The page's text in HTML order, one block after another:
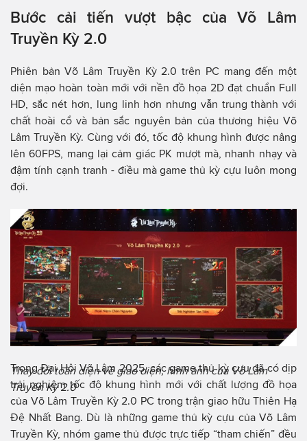
Bước cải tiến vượt bậc của Võ Lâm
Truyền Kỳ 2.0
Phiên bản Võ Lâm Truyền Kỳ 2.0 trên PC mang đến một
diện mạo hoàn toàn mới với nền đồ họa 2D đạt chuẩn Full
HD, sắc nét hơn, lung linh hơn nhưng vẫn trung thành với
chất hoài cổ và bản sắc nguyên bản của thương hiệu Võ
Lâm Truyền Kỳ. Cùng với đó, tốc độ khung hình được nâng
lên 60FPS, mang lại cảm giác PK mượt mà, nhanh nhạy và
đậm tính cạnh tranh - điều mà game thủ kỳ cựu luôn mong
đợi.
Thay đổi toàn diện về giao diện, hình ảnh của Võ Lâm
Truyền Kỳ 2.0
Trong Đại Hội Võ Lâm 2025, các game thủ kỳ cựu đã có dịp
trải nghiệm tốc độ khung hình mới với chất lượng đồ họa
của Võ Lâm Truyền Kỳ 2.0 PC trong trận giao hữu Thiên Hạ
Đệ Nhất Bang. Dù là những game thủ kỳ cựu của Võ Lâm
Truyền Kỳ, nhóm game thủ được trực tiếp “tham chiến” đều